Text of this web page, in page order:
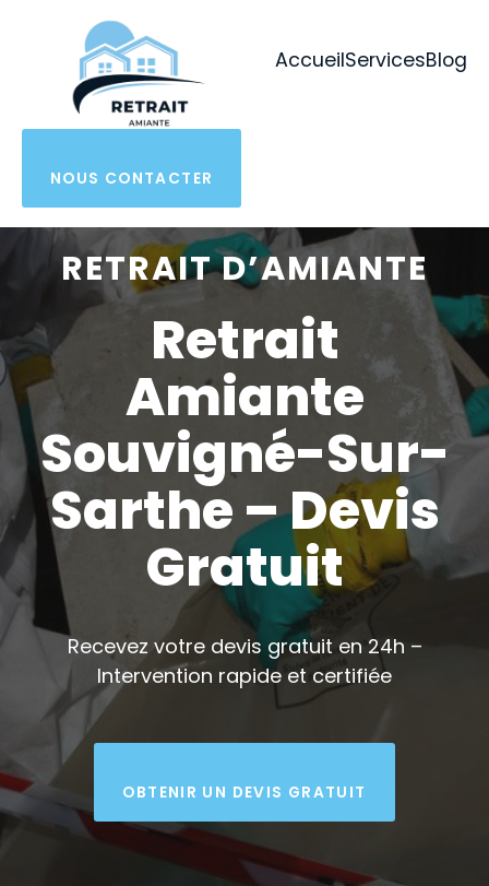
AccueilServicesBlog
NOUS CONTACTER
RETRAIT D’AMIANTE
Retrait
Amiante
Souvigné-Sur-
Sarthe – Devis
Gratuit
Recevez votre devis gratuit en 24h –
Intervention rapide et certifiée
OBTENIR UN DEVIS GRATUIT